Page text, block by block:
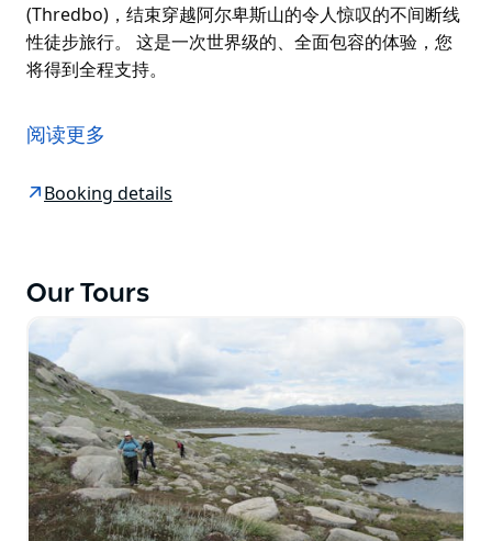
(Thredbo)，结束穿越阿尔卑斯山的令人惊叹的不间断线
性徒步旅行。 这是一次世界级的、全面包容的体验，您
将得到全程支持。
大利亚阿尔卑斯山最壮观的赛道，在公园中央僻静的滑雪
村过夜。
在这条步道上，您将看到由上一个冰河时代消退的冰川雕
当您从一个村庄走到另一个村庄时，经典的景色占据主导
地位，其中一些简直令人惊叹。
科修斯科山 (Mt Kosciuszko) 途经蓝湖 (Blue Lake) 和卡
鲁瑟斯鞍 (Caruthers Saddle)，攀登澳大利亚最高峰，
是澳大利亚最壮丽的步道之一。最后一天，您将乘坐缆车
返回山顶，然后通过死马峡 (Dead Horse Gap) 步行至斯
雷德伯 (Thredbo)，结束穿越阿尔卑斯山的令人惊叹的不
间断线性徒步旅行。
阅读更多
Booking details
Our Tours